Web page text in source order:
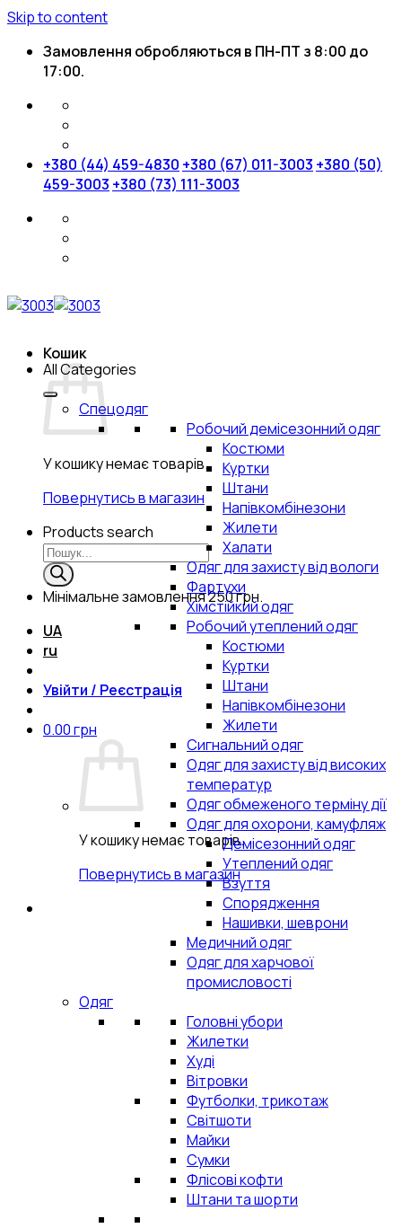
Skip to content
Замовлення обробляються в ПН-ПТ з 8:00 до
17:00.
+380 (44) 459-4830 +380 (67) 011-3003 +380 (50)
459-3003 +380 (73) 111-3003
Кошик
У кошику немає товарів.
Повернутись в магазин
Products search
Мінімальне замовлення250 грн.
UA
ru
Увійти / Реєстрація
0.00грн
У кошику немає товарів.
Повернутись в магазин
All Categories
Спецодяг
Робочий демісезонний одяг
Костюми
Куртки
Штани
Напівкомбінезони
Жилети
Халати
Одяг для захисту від вологи
Фартухи
Хімстійкий одяг
Робочий утеплений одяг
Костюми
Куртки
Штани
Напівкомбінезони
Жилети
Сигнальний одяг
Одяг для захисту від високих
температур
Одяг обмеженого терміну дії
Одяг для охорони, камуфляж
Демісезонний одяг
Утеплений одяг
Взуття
Спорядження
Нашивки, шеврони
Медичний одяг
Одяг для харчової
промисловості
Одяг
Головні убори
Жилетки
Худі
Вітровки
Футболки, трикотаж
Світшоти
Майки
Сумки
Флісові кофти
Штани та шорти